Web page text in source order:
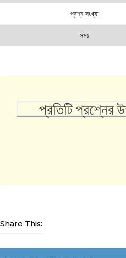
প্রশ্ন সংখ্যা
সময়
প্রতিটি প্রশ্নের
Share This: